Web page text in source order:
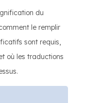
du
le remplir
sont requis,
où les traductions